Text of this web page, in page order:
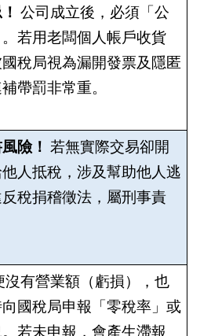
公司成立後，必須「公
若用老闆個人帳戶收貨
稅局視為漏開發票及隱匿
帶罰非常重。
險！ 若無實際交易卻開
人抵稅，涉及幫助他人逃
稅捐稽徵法，屬刑事責
沒有營業額（虧損），也
國稅局申報「零稅率」或